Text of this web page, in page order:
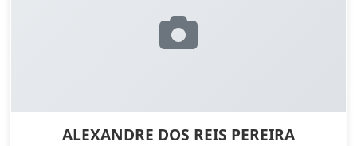
ALEXANDRE DOS REIS PEREIRA